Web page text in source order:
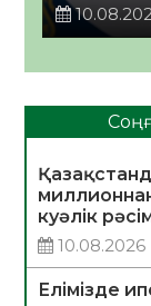
куәлік
10.08.2026
Елімізде